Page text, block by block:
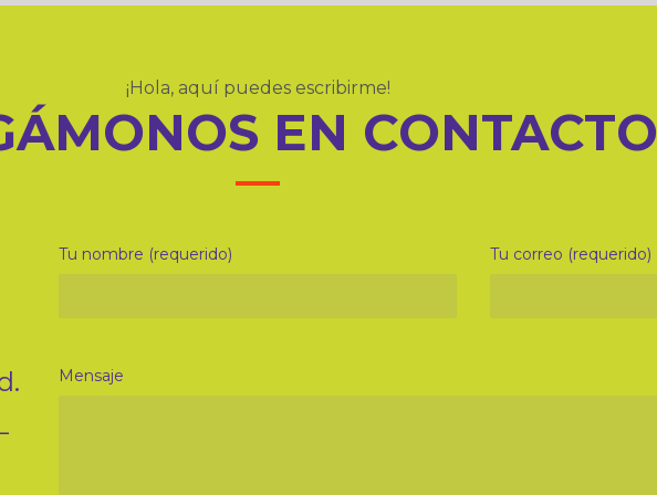
¡Hola, aquí puedes escribirme!
EN CONTACTO
Tu nombre (requerido) Tu correo (requerido)
Mensaje